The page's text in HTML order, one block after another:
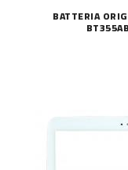
BATTERIA